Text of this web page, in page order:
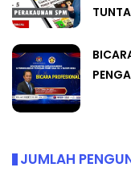
JUMLAH